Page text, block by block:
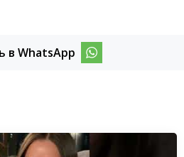
в WhatsApp